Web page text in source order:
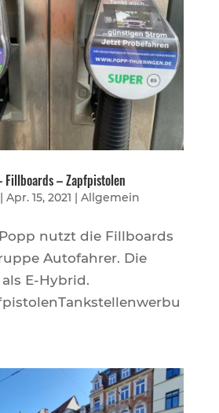
Fillboards – Zapfpistolen
Apr. 15, 2021 | Allgemein
nutzt die Fillboards
Autofahrer. Die
E-Hybrid.